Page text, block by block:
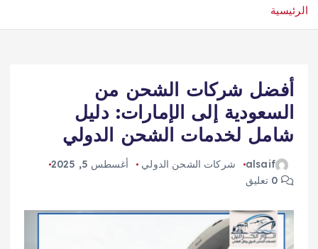
الرئيسية
أفضل شركات الشحن من
السعودية إلى الإمارات: دليل
شامل لخدمات الشحن الدولي
alsaif شركات الشحن الدولي
أغسطس 5, 2025